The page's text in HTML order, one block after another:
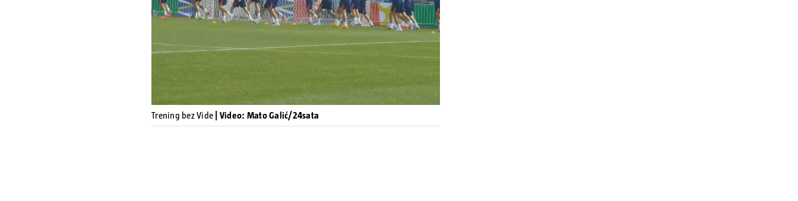
Pokretanje videa...
Trening bez Vide | Video: Mato Galić/24sata